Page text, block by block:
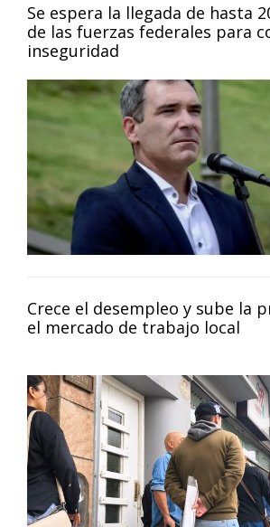
Se espera la llegada de hasta
de las fuerzas federales para
inseguridad
Crece el desempleo y sube la
el mercado de trabajo local